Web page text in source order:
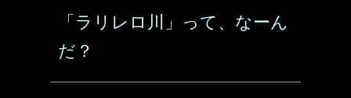
「ラリレロ川」って、なーん
だ？